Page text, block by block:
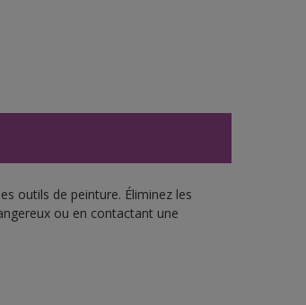
outils de peinture. Éliminez les
ou en contactant une